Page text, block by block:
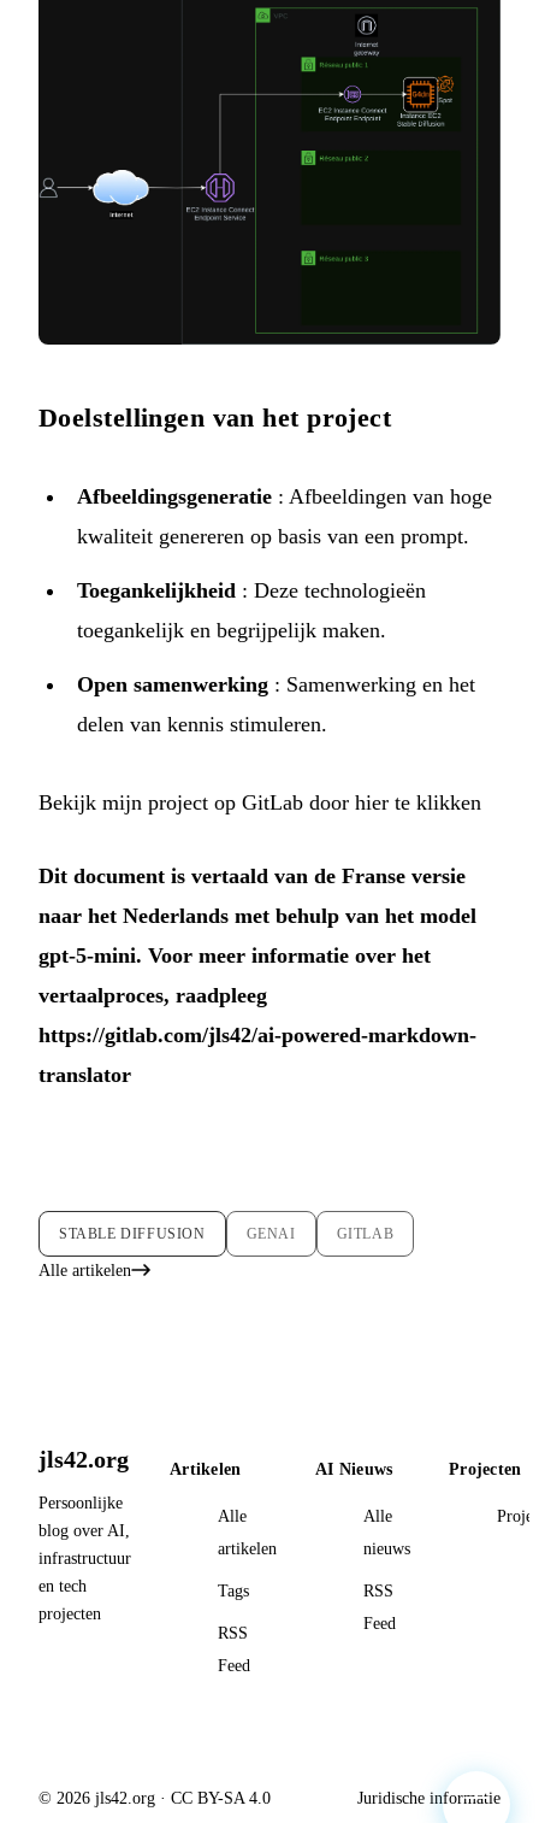
Doelstellingen van het project
Afbeeldingsgeneratie : Afbeeldingen van hoge
kwaliteit genereren op basis van een prompt.
Toegankelijkheid : Deze technologieën
toegankelijk en begrijpelijk maken.
Open samenwerking : Samenwerking en het
delen van kennis stimuleren.
Bekijk mijn project op GitLab door hier te klikken
Dit document is vertaald van de Franse versie
naar het Nederlands met behulp van het model
gpt-5-mini. Voor meer informatie over het
vertaalproces, raadpleeg
https://gitlab.com/jls42/ai-powered-markdown-
translator
STABLE DIFFUSION GENAI GITLAB
Alle artikelen
jls42.org
Persoonlijke
blog over AI,
infrastructuur
en tech
projecten
Artikelen
Alle
artikelen
Tags
RSS
Feed
AI Nieuws
Alle
nieuws
RSS
Feed
Projecten
© 2026 jls42.org · CC BY-SA 4.0 Juridische informatie